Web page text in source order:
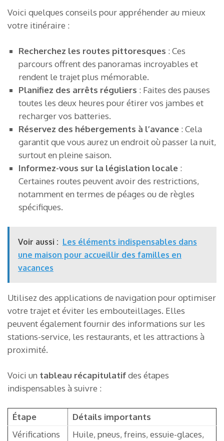
Voici quelques conseils pour appréhender au mieux
votre itinéraire :
Recherchez les routes pittoresques : Ces
parcours offrent des panoramas incroyables et
rendent le trajet plus mémorable.
Planifiez des arrêts réguliers : Faites des pauses
toutes les deux heures pour étirer vos jambes et
recharger vos batteries.
Réservez des hébergements à l’avance : Cela
garantit que vous aurez un endroit où passer la nuit,
surtout en pleine saison.
Informez-vous sur la législation locale :
Certaines routes peuvent avoir des restrictions,
notamment en termes de péages ou de règles
spécifiques.
Voir aussi : Les éléments indispensables dans
une maison pour accueillir des familles en
vacances
Utilisez des applications de navigation pour optimiser
votre trajet et éviter les embouteillages. Elles
peuvent également fournir des informations sur les
stations-service, les restaurants, et les attractions à
proximité.
Voici un tableau récapitulatifdes étapes
indispensables à suivre :
Étape
Détails importants
Vérifications
Huile, pneus, freins, essuie-glaces,